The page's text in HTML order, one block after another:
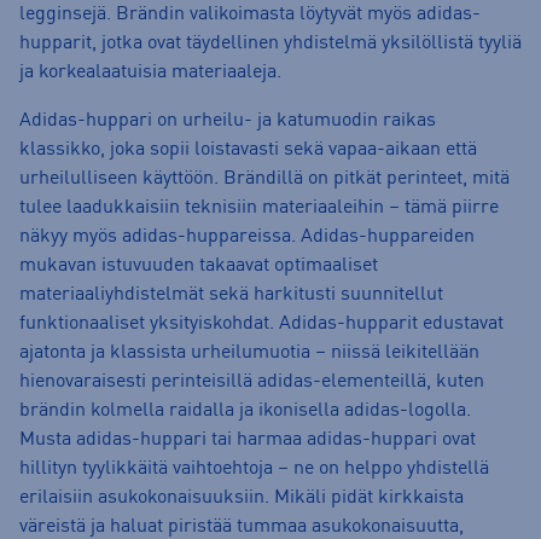
legginsejä. Brändin valikoimasta löytyvät myös adidas-
hupparit, jotka ovat täydellinen yhdistelmä yksilöllistä tyyliä
ja korkealaatuisia materiaaleja.
Adidas-huppari on urheilu- ja katumuodin raikas
klassikko, joka sopii loistavasti sekä vapaa-aikaan että
urheilulliseen käyttöön. Brändillä on pitkät perinteet, mitä
tulee laadukkaisiin teknisiin materiaaleihin – tämä piirre
näkyy myös adidas-huppareissa. Adidas-huppareiden
mukavan istuvuuden takaavat optimaaliset
materiaaliyhdistelmät sekä harkitusti suunnitellut
funktionaaliset yksityiskohdat. Adidas-hupparit edustavat
ajatonta ja klassista urheilumuotia – niissä leikitellään
hienovaraisesti perinteisillä adidas-elementeillä, kuten
brändin kolmella raidalla ja ikonisella adidas-logolla.
Musta adidas-huppari tai harmaa adidas-huppari ovat
hillityn tyylikkäitä vaihtoehtoja – ne on helppo yhdistellä
erilaisiin asukokonaisuuksiin. Mikäli pidät kirkkaista
väreistä ja haluat piristää tummaa asukokonaisuutta,